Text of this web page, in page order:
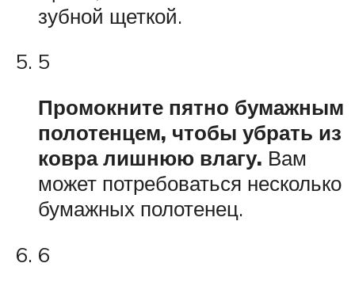
зубной щеткой.
5
Промокните пятно бумажным
полотенцем, чтобы убрать из
ковра лишнюю влагу. Вам
может потребоваться несколько
бумажных полотенец.
6